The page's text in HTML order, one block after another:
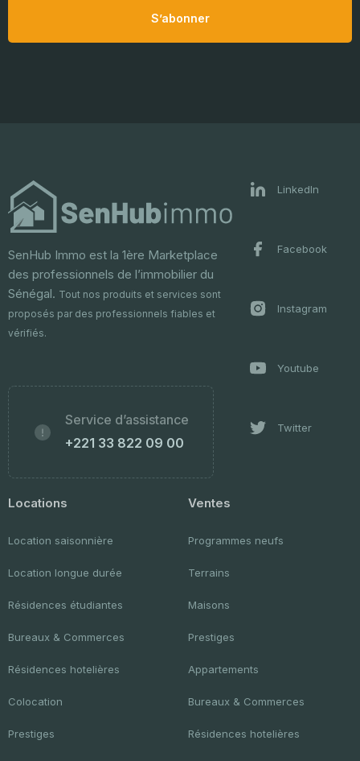
S’abonner
SenHub Immo est la 1ère Marketplace
des professionnels de l’immobilier du
Sénégal. Tout nos produits et services sont
proposés par des professionnels fiables et
vérifiés.
Service d’assistance
+221 33 822 09 00
LinkedIn
Facebook
Instagram
Youtube
Twitter
Locations
Location saisonnière
Location longue durée
Résidences étudiantes
Bureaux & Commerces
Résidences hotelières
Colocation
Prestiges
Ventes
Programmes neufs
Terrains
Maisons
Prestiges
Appartements
Bureaux & Commerces
Résidences hotelières